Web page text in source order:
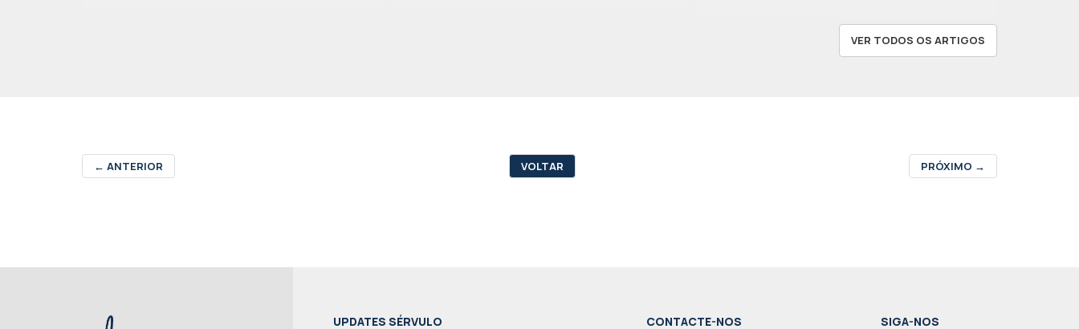
VER TODOS OS ARTIGOS
← ANTERIOR VOLTAR PRÓXIMO →
UPDATES SÉRVULO CONTACTE-NOS SIGA-NOS